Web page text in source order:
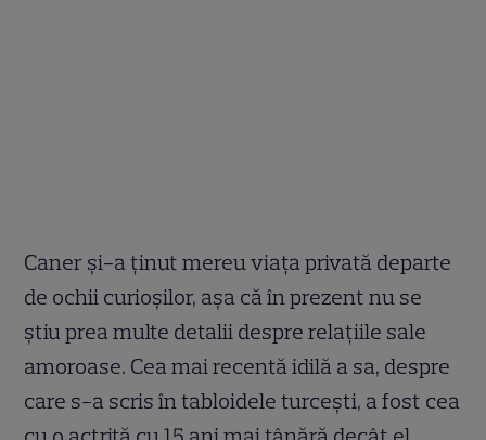
Caner și-a ținut mereu viața privată departe
de ochii curioșilor, așa că în prezent nu se
știu prea multe detalii despre relațiile sale
amoroase. Cea mai recentă idilă a sa, despre
care s-a scris în tabloidele turcești, a fost cea